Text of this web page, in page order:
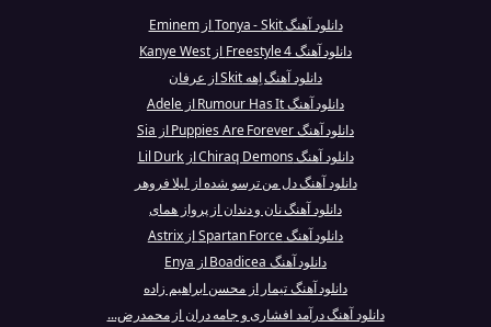
دانلود آهنگ Tonya - Skit از Eminem
دانلود آهنگ Freestyle 4 از Kanye West
دانلود آهنگ اِهه Skit از عرفان
دانلود آهنگ Rumour Has It از Adele
دانلود آهنگ Puppies Are Forever از Sia
دانلود آهنگ Chiraq Demons از Lil Durk
دانلود آهنگ دل من ترسو شده از لیلا فروهر
دانلود آهنگ نان و دندان از پرواز همای
دانلود آهنگ Spartan Force از Astrix
دانلود آهنگ Boadicea از Enya
دانلود آهنگ تیمار از محسن ابراهیم زاده
دانلود آهنگ درآمد افشاری و جامه‌ دران از محمدرض...